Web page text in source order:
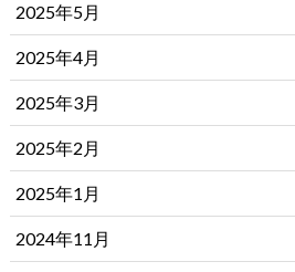
2025年5月
2025年4月
2025年3月
2025年2月
2025年1月
2024年11月